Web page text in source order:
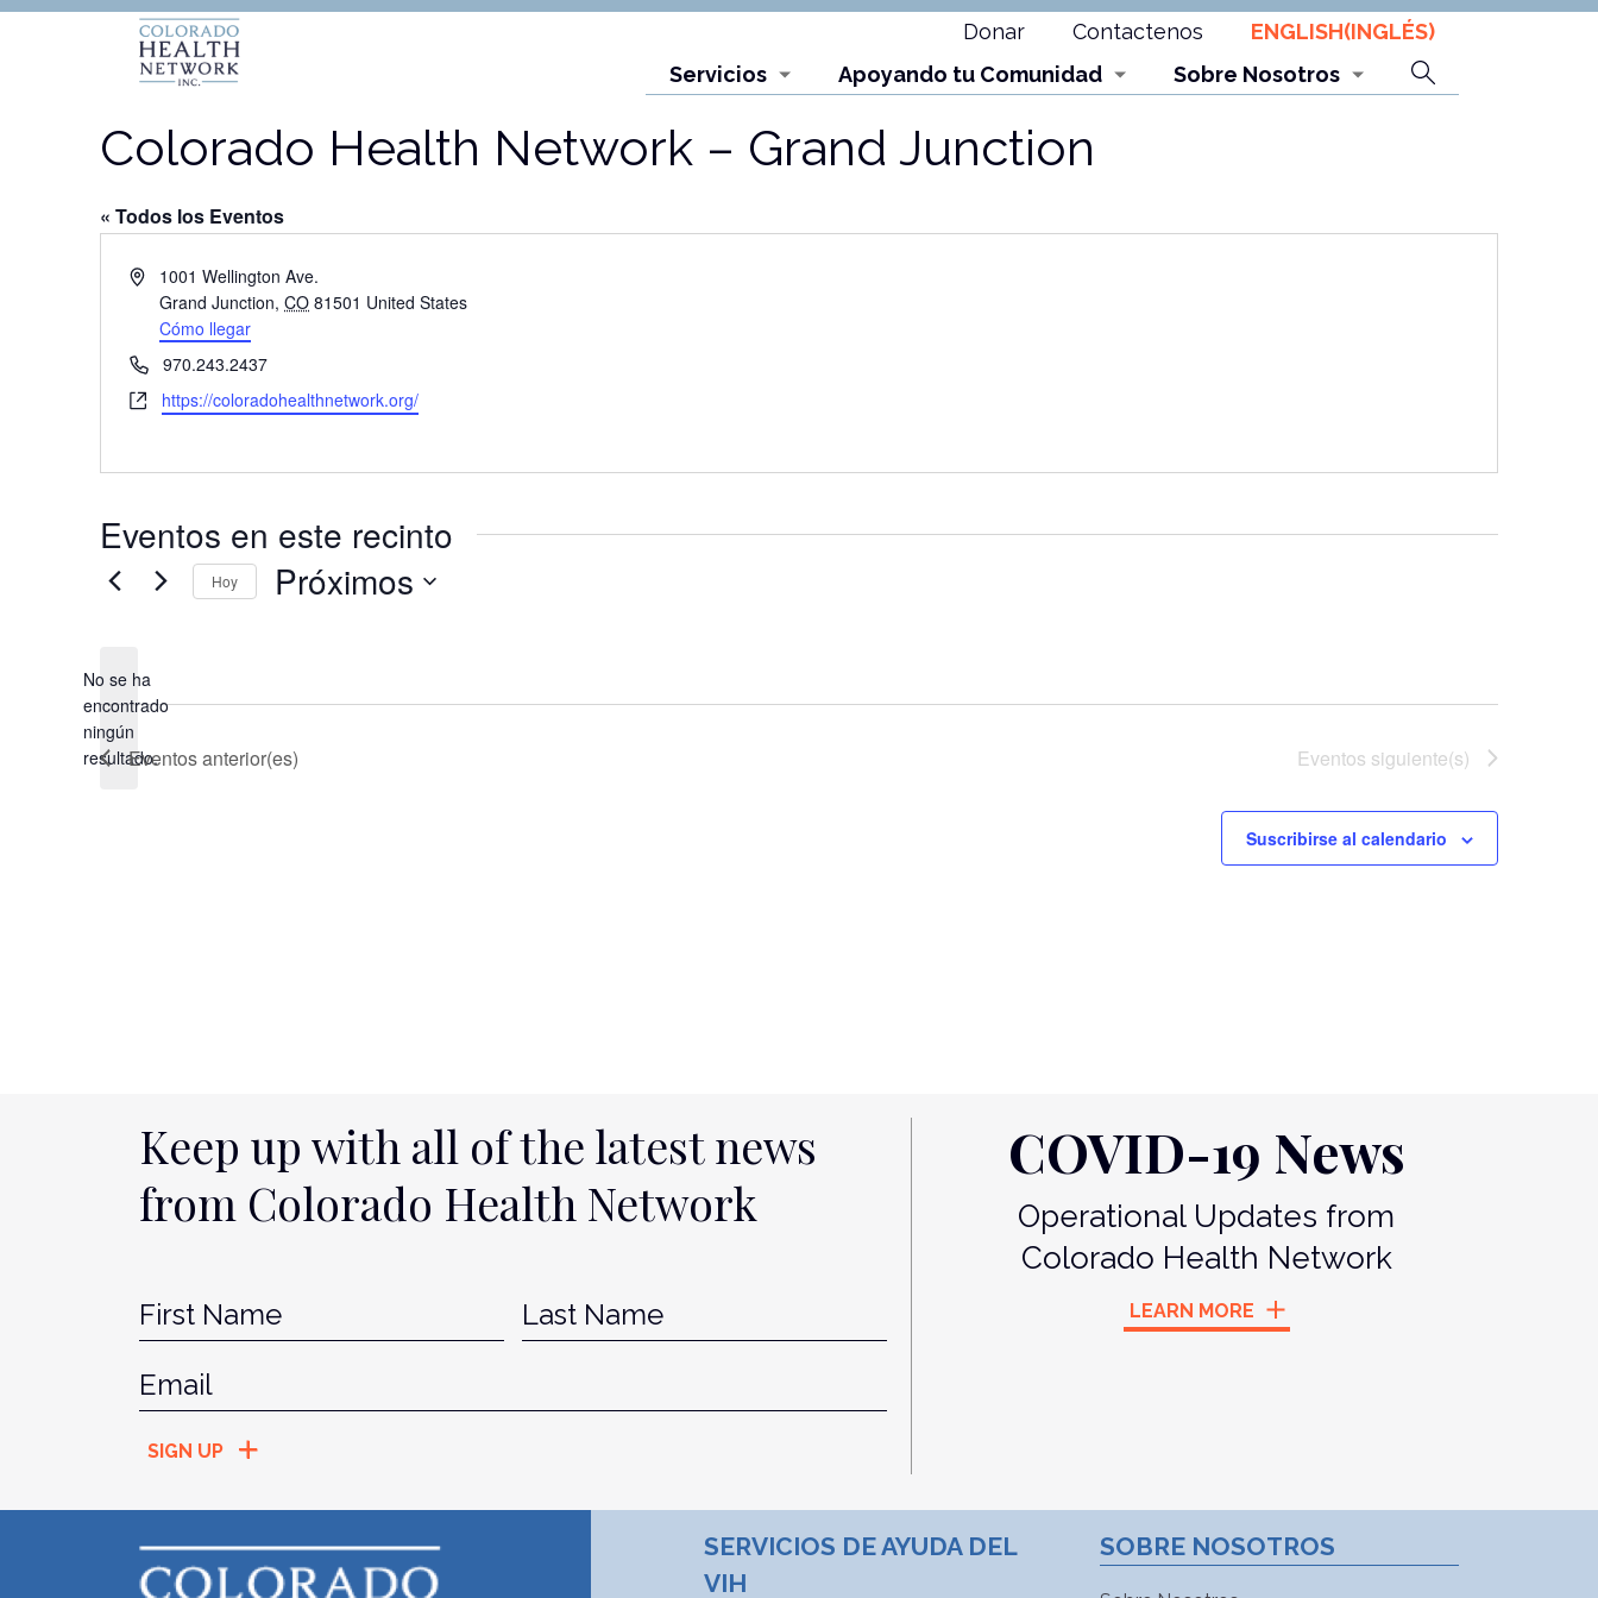
Donar Contactenos ENGLISH(INGLÉS)
Servicios
Apoyando tu Comunidad Sobre Nosotros Search
Colorado Health Network – Grand Junction
« Todos los Eventos
Dirección1001 Wellington Ave.
Grand Junction, CO 81501 United States
Cómo llegar
Teléfono970.243.2437
Websitehttps://coloradohealthnetwork.org/
Eventos en este recinto
Aviso
No se ha
encontrado
ningún
resultado.
Hoy Próximos
Eventosanterior(es) Eventos siguiente(s)
Suscribirse al calendario
Keep up with all of the latest news
from Colorado Health Network
Name* First
Email*
COVID-19 News
Operational Updates from
Colorado Health Network
LEARN MORE
SERVICIOS DE AYUDA DEL
VIH
SOBRE NOSOTROS